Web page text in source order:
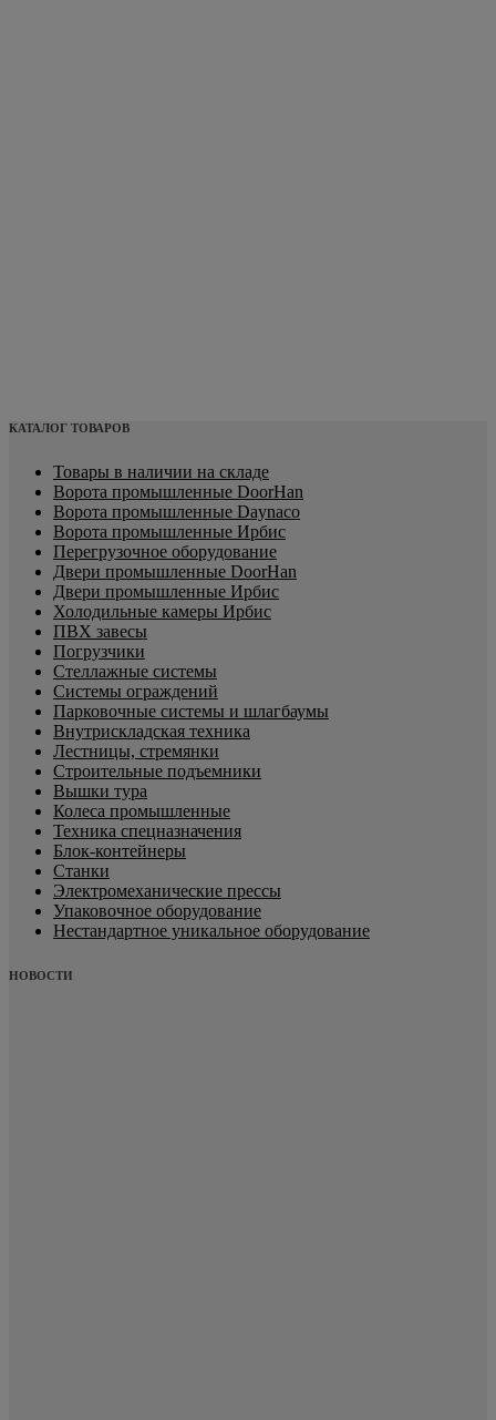
КАТАЛОГ ТОВАРОВ
Товары в наличии на складе
Ворота промышленные DoorHan
Ворота промышленные Daynaco
Ворота промышленные Ирбис
Перегрузочное оборудование
Двери промышленные DoorHan
Двери промышленные Ирбис
Холодильные камеры Ирбис
ПВХ завесы
Погрузчики
Стеллажные системы
Системы ограждений
Парковочные системы и шлагбаумы
Внутрискладская техника
Лестницы, стремянки
Строительные подъемники
Вышки тура
Колеса промышленные
Техника спецназначения
Блок-контейнеры
Станки
Электромеханические прессы
Упаковочное оборудование
Нестандартное уникальное оборудование
НОВОСТИ